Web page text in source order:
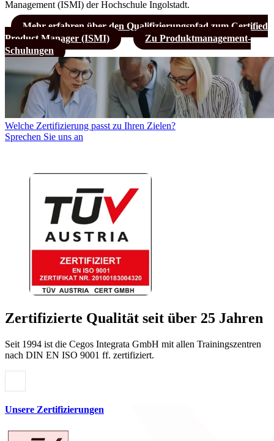
Management (ISMI) der Hochschule Ingolstadt.
Mehr erfahren über den Qualifizierungspfad zum Certified
Product Manager (ISMI)
Zu Produktmanagement-
Schulungen
Welche Zertifizierung passt zu Ihren Zielen?
Sprechen Sie uns an
Zertifizierte Qualität seit über 25 Jahren
Seit 1994 ist die Cegos Integrata GmbH mit allen Trainingszentren
nach DIN EN ISO 9001 ff. zertifiziert.
Unsere Zertifizierungen